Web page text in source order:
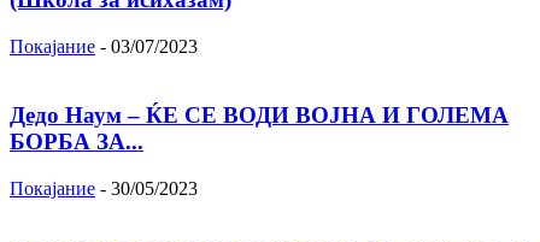
Покајание - 03/07/2023
Дедо Наум – ЌЕ СЕ ВОДИ ВОЈНА И ГОЛЕМА
БОРБА ЗА...
Покајание - 30/05/2023